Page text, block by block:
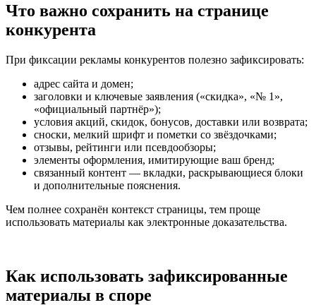
Что важно сохранить на странице
конкурента
При фиксации рекламы конкурентов полезно зафиксировать:
адрес сайта и домен;
заголовки и ключевые заявления («скидка», «№ 1»,
«официальный партнёр»);
условия акций, скидок, бонусов, доставки или возврата;
сноски, мелкий шрифт и пометки со звёздочками;
отзывы, рейтинги или псевдообзоры;
элементы оформления, имитирующие ваш бренд;
связанный контент — вкладки, раскрывающиеся блоки
и дополнительные пояснения.
Чем полнее сохранён контекст страницы, тем проще
использовать материалы как электронные доказательства.
Как использовать зафиксированные
материалы в споре